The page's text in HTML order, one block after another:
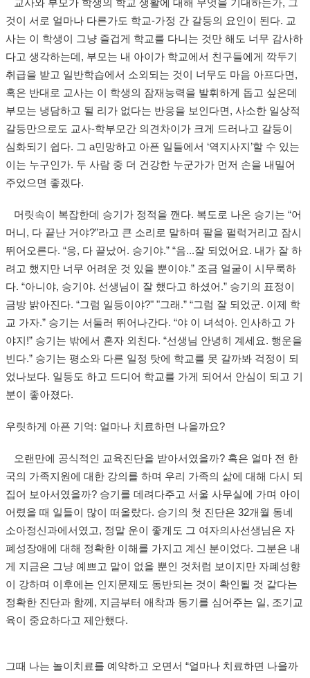
교사와 부모가 학생의 학교 생활에 대해 무엇을 기대하는가, 그
것이 서로 얼마나 다른가도 학교-가정 간 갈등의 요인이 된다. 교
사는 이 학생이 그냥 즐겁게 학교를 다니는 것만 해도 너무 감사하
다고 생각하는데, 부모는 내 아이가 학교에서 친구들에게 깍두기
취급을 받고 일반학습에서 소외되는 것이 너무도 마음 아프다면,
혹은 반대로 교사는 이 학생의 잠재능력을 발휘하게 돕고 싶은데
부모는 냉담하고 될 리가 없다는 반응을 보인다면, 사소한 일상적
갈등만으로도 교사-학부모간 의견차이가 크게 드러나고 갈등이
심화되기 쉽다. 그 a민망하고 아픈 일들에서 ‘역지사지’할 수 있는
이는 누구인가. 두 사람 중 더 건강한 누군가가 먼저 손을 내밀어
주었으면 좋겠다.
머릿속이 복잡한데 승기가 정적을 깬다. 복도로 나온 승기는 “어
머니, 다 끝난 거야?”라고 큰 소리로 말하며 팔을 펄럭거리고 잠시
뛰어오른다. “응, 다 끝났어. 승기야.” “음...잘 되었어요. 내가 잘 하
려고 했지만 너무 어려운 것 있을 뿐이야.” 조금 얼굴이 시무룩하
다. “아니야, 승기야. 선생님이 잘 했다고 하셨어.” 승기의 표정이
금방 밝아진다. “그럼 일등이야?" "그래.” “그럼 잘 되었군. 이제 학
교 가자.” 승기는 서둘러 뛰어나간다. “야 이 녀석아. 인사하고 가
야지!” 승기는 밖에서 혼자 외친다. “선생님 안녕히 계세요. 행운을
빈다.” 승기는 평소와 다른 일정 탓에 학교를 못 갈까봐 걱정이 되
었나보다. 일등도 하고 드디어 학교를 가게 되어서 안심이 되고 기
분이 좋아졌다.
우릿하게 아픈 기억: 얼마나 치료하면 나을까요?
오랜만에 공식적인 교육진단을 받아서였을까? 혹은 얼마 전 한
국의 가족지원에 대한 강의를 하며 우리 가족의 삶에 대해 다시 되
집어 보아서였을까? 승기를 데려다주고 서울 사무실에 가며 아이
어렸을 때 일들이 많이 떠올랐다. 승기의 첫 진단은 32개월 동네
소아정신과에서였고, 정말 운이 좋게도 그 여자의사선생님은 자
폐성장애에 대해 정확한 이해를 가지고 계신 분이었다. 그분은 내
게 지금은 그냥 예쁘고 말이 없을 뿐인 것처럼 보이지만 자폐성향
이 강하며 이후에는 인지문제도 동반되는 것이 확인될 것 같다는
정확한 진단과 함께, 지금부터 애착과 동기를 심어주는 일, 조기교
육이 중요하다고 제안했다.
그때 나는 놀이치료를 예약하고 오면서 “얼마나 치료하면 나을까